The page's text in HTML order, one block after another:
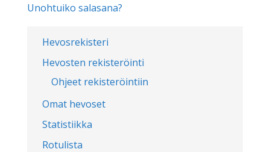
Hevosrekisteri
Hevosten rekisteröinti
Ohjeet rekisteröintiin
Omat hevoset
Statistiikka
Rotulista
Unohtuiko salasana?